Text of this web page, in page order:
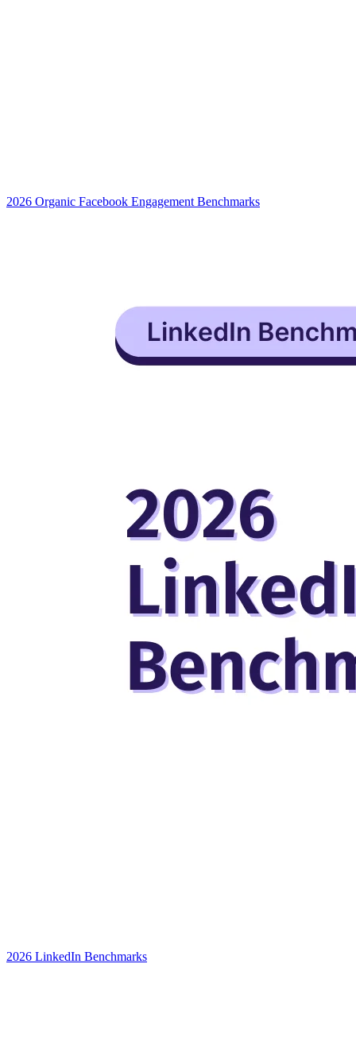
2026 Organic Facebook Engagement Benchmarks
2026 LinkedIn Benchmarks